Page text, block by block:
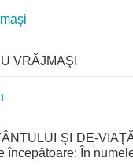
VRĂJMAŞI
ŞI DE-
începătoare: În